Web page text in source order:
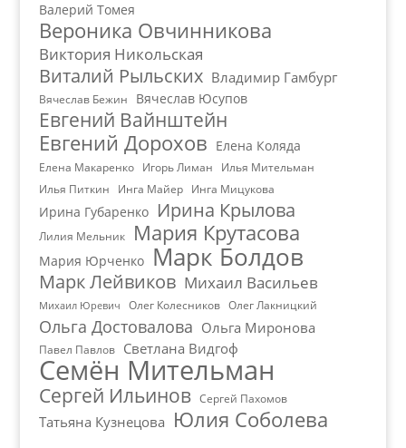
Валерий Томея
Вероника Овчинникова
Виктория Никольская
Виталий Рыльских Владимир Гамбург
Вячеслав Бежин Вячеслав Юсупов
Евгений Вайнштейн
Евгений Дорохов Елена Коляда
Елена Макаренко Игорь Лиман
Илья Мительман
Илья Питкин
Инга Майер Инга Мицукова
Ирина Губаренко Ирина Крылова
Лилия Мельник Мария Крутасова
Мария Юрченко Марк Болдов
Марк Лейвиков Михаил Васильев
Михаил Юревич Олег Колесников Олег Лакницкий
Ольга Достовалова Ольга Миронова
Павел Павлов Светлана Видгоф
Семён Мительман
Сергей Ильинов Сергей Пахомов
Татьяна Кузнецова Юлия Соболева